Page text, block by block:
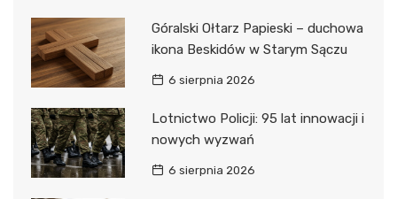
Góralski Ołtarz Papieski – duchowa
ikona Beskidów w Starym Sączu
6 sierpnia 2026
Lotnictwo Policji: 95 lat innowacji i
nowych wyzwań
6 sierpnia 2026